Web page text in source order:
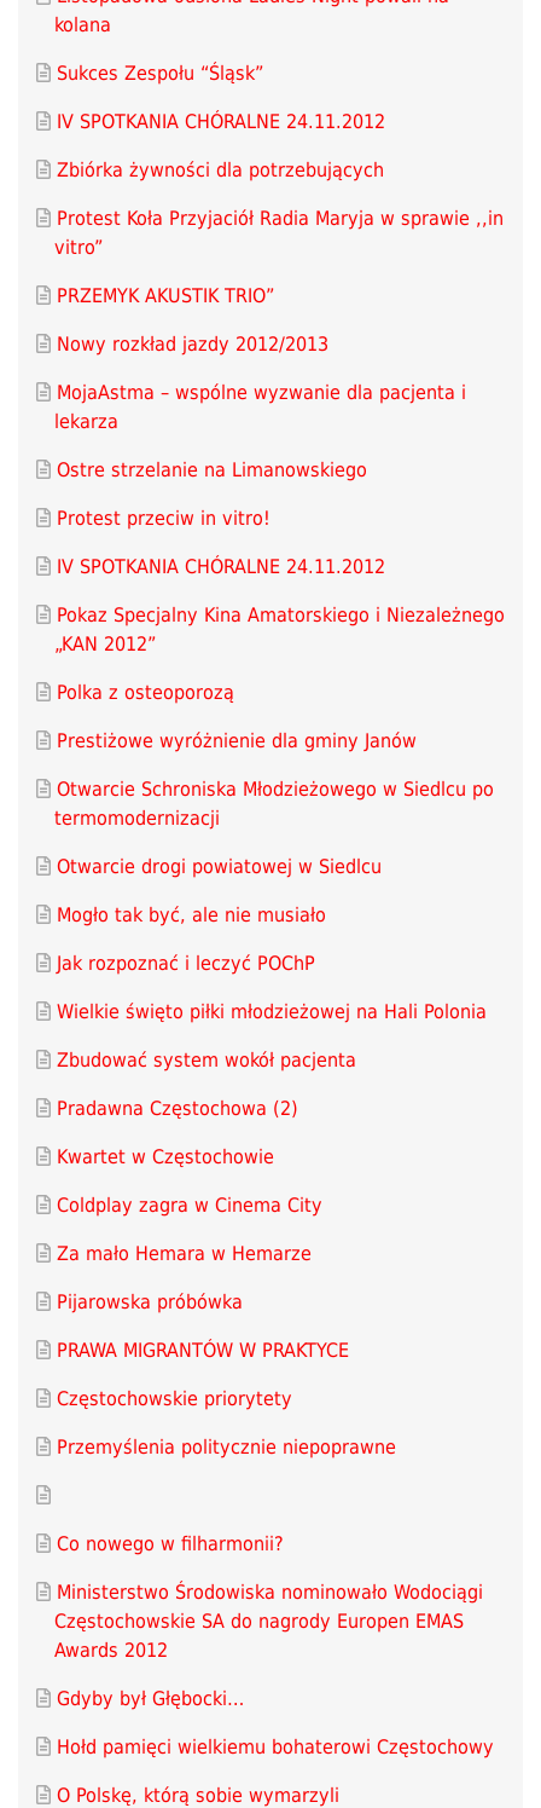
kolana
Sukces Zespołu “Śląsk”
IV SPOTKANIA CHÓRALNE 24.11.2012
Zbiórka żywności dla potrzebujących
Protest Koła Przyjaciół Radia Maryja w sprawie ,,in
vitro”
PRZEMYK AKUSTIK TRIO”
Nowy rozkład jazdy 2012/2013
MojaAstma – wspólne wyzwanie dla pacjenta i
lekarza
Ostre strzelanie na Limanowskiego
Protest przeciw in vitro!
IV SPOTKANIA CHÓRALNE 24.11.2012
Pokaz Specjalny Kina Amatorskiego i Niezależnego
„KAN 2012”
Polka z osteoporozą
Prestiżowe wyróżnienie dla gminy Janów
Otwarcie Schroniska Młodzieżowego w Siedlcu po
termomodernizacji
Otwarcie drogi powiatowej w Siedlcu
Mogło tak być, ale nie musiało
Jak rozpoznać i leczyć POChP
Wielkie święto piłki młodzieżowej na Hali Polonia
Zbudować system wokół pacjenta
Pradawna Częstochowa (2)
Kwartet w Częstochowie
Coldplay zagra w Cinema City
Za mało Hemara w Hemarze
Pijarowska próbówka
PRAWA MIGRANTÓW W PRAKTYCE
Częstochowskie priorytety
Przemyślenia politycznie niepoprawne
Co nowego w filharmonii?
Ministerstwo Środowiska nominowało Wodociągi
Częstochowskie SA do nagrody Europen EMAS
Awards 2012
Gdyby był Głębocki…
Hołd pamięci wielkiemu bohaterowi Częstochowy
O Polskę, którą sobie wymarzyli